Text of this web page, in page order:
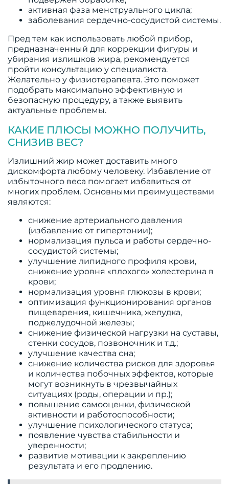
активная фаза менструального цикла;
заболевания сердечно-сосудистой системы.
Пред тем как использовать любой прибор,
предназначенный для коррекции фигуры и
убирания излишков жира, рекомендуется
пройти консультацию у специалиста.
Желательно у физиотерапевта. Это поможет
подобрать максимально эффективную и
безопасную процедуру, а также выявить
актуальные проблемы.
КАКИЕ ПЛЮСЫ МОЖНО ПОЛУЧИТЬ,
СНИЗИВ ВЕС?
Излишний жир может доставить много
дискомфорта любому человеку. Избавление от
избыточного веса помогает избавиться от
многих проблем. Основными преимуществами
являются:
снижение артериального давления
(избавление от гипертонии);
нормализация пульса и работы сердечно-
сосудистой системы;
улучшение липидного профиля крови,
снижение уровня «плохого» холестерина в
крови;
нормализация уровня глюкозы в крови;
оптимизация функционирования органов
пищеварения, кишечника, желудка,
поджелудочной железы;
снижение физической нагрузки на суставы,
стенки сосудов, позвоночник и т.д.;
улучшение качества сна;
снижение количества рисков для здоровья
и количества побочных эффектов, которые
могут возникнуть в чрезвычайных
ситуациях (роды, операции и пр.);
повышение самооценки, физической
активности и работоспособности;
улучшение психологического статуса;
появление чувства стабильности и
уверенности;
развитие мотивации к закреплению
результата и его продлению.